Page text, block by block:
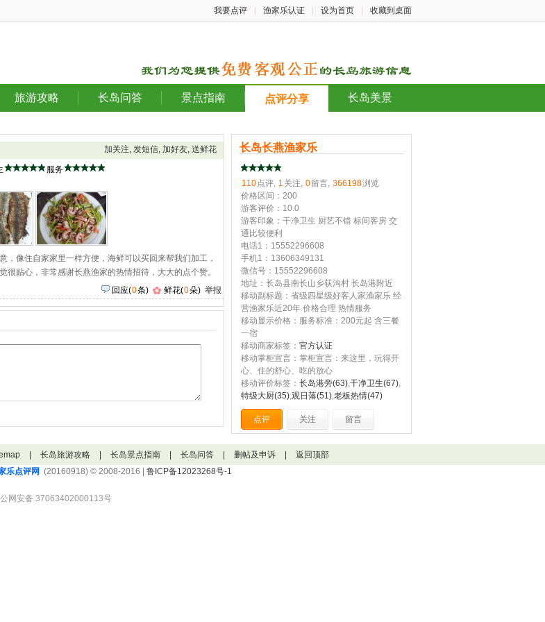
我要点评 渔家乐认证 设为首页 收藏到桌面
旅游攻略 长岛问答 景点指南 点评分享 长岛美景
加关注, 发短信, 加好友, 送鲜花
服务
像住自家家里一样方便，海鲜可以买回来帮我们加工，
贴心，非常感谢长燕渔家的热情招待，大大的点个赞。
回应(0条) 鲜花(0朵) 举报
长岛长燕渔家乐
110点评, 1 关注, 0留言, 366198浏览
价格区间：200
游客评价：10.0
游客印象：干净卫生 厨艺不错 标间客房 交
通比较便利
电话1：15552296608
手机1：13606349131
微信号：15552296608
地址：长岛县南长山乡荻沟村 长岛港附近
移动副标题：省级四星级好客人家渔家乐 经
营渔家乐近20年 价格合理 热情服务
移动显示价格：服务标准：200元起 含三餐
一宿
移动商家标签： 官方认证
移动掌柜宣言：掌柜宣言：来这里，玩得开
心、住的舒心、吃的放心
移动评价标签： 长岛港旁(63),干净卫生(67),
特级大厨(35),观日落(51),老板热情(47)
点评 关注 留言
长岛旅游攻略 长岛景点指南 长岛问答 删帖及申诉
返回顶部
乐点评网 (20160918) © 2008-2016 | 鲁ICP备12023268号-1
网安备 37063402000113号